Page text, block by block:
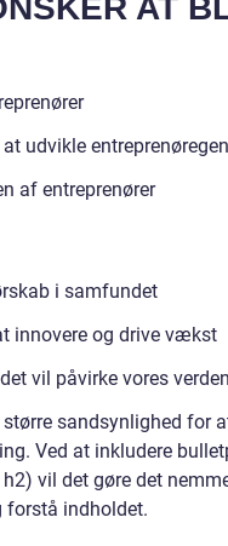
udvikle
af entreprenører
i samfundet
innovere og drive vækst
vil påvirke vores
sandsynlighed for
Ved at inkludere
vil det gøre det
forstå indholdet.